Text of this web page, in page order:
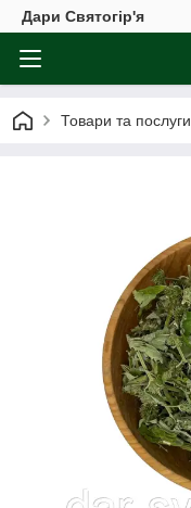
Дари Святогір'я
Товари та послуги